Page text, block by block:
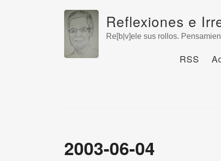
Reflexiones e
Re[b|v]ele sus rollos.
RSS
2003-06-04